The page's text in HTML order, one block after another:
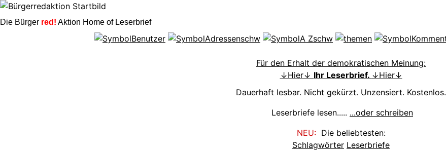
Die Bürger red! Aktion Home of Leserbrief
Für den Erhalt der demokratischen Meinung:
↓Hier↓ Ihr Leserbrief. ↓Hier↓
Dauerhaft lesbar. Nicht gekürzt. Unzensiert. Kostenlos.
Leserbriefe lesen..... ...oder schreiben
NEU:Die beliebtesten:
Schlagwörter Leserbriefe